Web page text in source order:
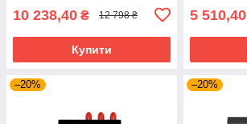
10 238,40 ₴ 12 798 ₴
Купити
5 510,40
–20% –20%